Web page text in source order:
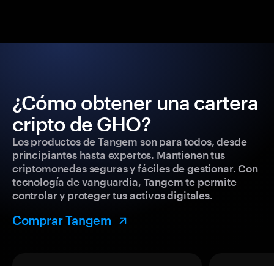
¿Cómo obtener una cartera
cripto de GHO?
Los productos de Tangem son para todos, desde
principiantes hasta expertos. Mantienen tus
criptomonedas seguras y fáciles de gestionar. Con
tecnología de vanguardia, Tangem te permite
controlar y proteger tus activos digitales.
Comprar Tangem